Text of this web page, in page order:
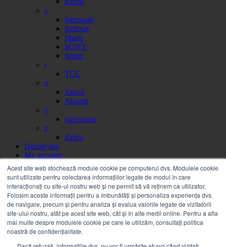
Acest site web stochează module cookie pe computerul dvs. Modulele cookie
sunt utilizate pentru colectarea informațiilor legate de modul în care
interacționați cu site-ul nostru web și ne permit să vă reținem ca utilizator.
Folosim aceste informații pentru a îmbunătăți și personaliza experiența dvs.
de navigare, precum și pentru analiza și evalua valorile legate de vizitatorii
site-ului nostru, atât pe acest site web, cât și în alte medii online. Pentru a afla
mai multe despre modulele cookie pe care le utilizăm, consultați politica
noastră de confidențialitate.
s
Samsung
Serioux
Sharp
SONY
Sopar
t
TCL
x
Xerox
Xiaomi
v
viewsonic
z
Zebra
Despre noi
My account
Partener
Portal facturi
Sesizare
Citire contor
Help
Servicii
Service on call
Estico – Soluții de Print & IT pentru Companii
FSMA – Full Service Maintenance Agreement